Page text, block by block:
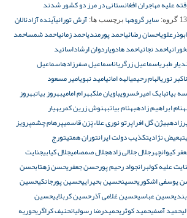
علیه مهاجران افغانستانی در مرز دو کشور شدند
گروه: سایر گروهها برچسب ها: آرش تورانیآینده آزادئالان
ابوذرعلویاحسان رضائیاحمد پورمندیاحمد زمانیاحمد شمساحمد
احمد نجاتیاحمد هادویاردوان ارشاداساتید
طبریاسماعیل زرگریاناسماعیل صفرزادهاسماعیل
اکبر نوریالهام رحیمیالهه امانیامید نبویامیر مسعود
بیاتبابک امیرخسرویباویان ملکبهرام امامیبهروز بیاتبهروز
ابراهیم زادهبهنام بیاتبهنوش زرین کمربهیار
بیژن گل افراپرتو نوری علاءپَرَن قاسمیپرهام چشمپرویز
تبعیض نژادیتکذیب دولت ایرانتوران همتیتورج
کیوانچهرجلال جلالی زادهجلال صمصامیجلال کیابیجنایت
علیه کولبرانجواد رحیم پورحسن جعفریحسن زهتابحسن
یوسفی اشکوریحسینحسین بحیراییحسین پورجانکیحسین
حسین عباسیحسین غلامی آذرحسین کربلاییحسین
حمید آصفیحمید کوثریحمیدرضا رسولیانحنیف کراگریحوریه